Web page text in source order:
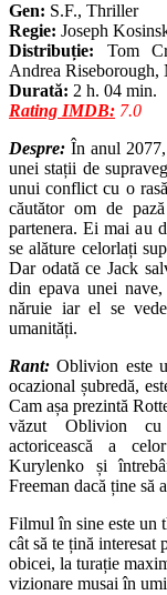
Gen: S.F., Thriller
Regie: Joseph
Distribuție: Tom
Andrea
Durată: 2 h. 04 min.
Rating IMDB: 7.0
Despre: În anul
unei stații de
unui conflict cu o
căutător om de
partenera. Ei mai au
se alăture celorlați
Dar odată ce Jack
din epava unei nave,
năruie iar el se
umanități.
Rant:Oblivion este
ocazional șubredă,
Cam așa prezintă
văzut Oblivion cu
actoricească a
Kurylenko și
Freeman dacă ține să
Filmul în sine este un
cât să te țină interesat
obicei, la turație
vizionare musai în